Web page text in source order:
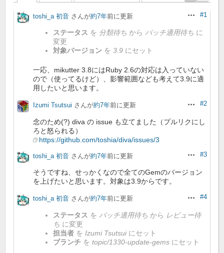
操作#1
toshi_a 初音 さんが約7年前に更新
ステータス を 分類待ち から パッチ適用待ち に
変更
対象バージョン を 3.9 にセット
一応、mikutter 3.8にはRuby 2.6の対応は入っていない
ので（使ってるけど）、影響範囲なども考えて3.9に適
用したいと思います。
操作#2
Izumi Tsutsui さんが約7年前に更新
念のため(?) diva の issue も立てました（プルリクにし
ろと怒られる）
https://github.com/toshia/diva/issues/3
操作#3
toshi_a 初音 さんが約7年前に更新
そうですね、せっかくなので全てのGemのバージョン
を上げたいと思います。対象は3.9からです。
操作#4
toshi_a 初音 さんが約7年前に更新
ステータス を パッチ適用待ち から レビュー待
ち に変更
担当者 を Izumi Tsutsuiにセット
ブランチ を topic/1330-update-gems にセット